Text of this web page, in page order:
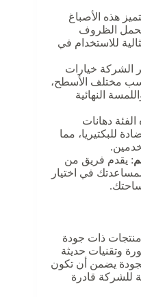
هذه الأصباغ
تحمل الظروف
للاستخدام في
الشركة خيارات
مختلف الأسطح،
النهائية
دهانات
للبكتيريا، مما
: يقدم فريق من
في اختيار
منتجات ذات جودة
وتقنيات حديثة
يضمن أن تكون
للشركة قادرة